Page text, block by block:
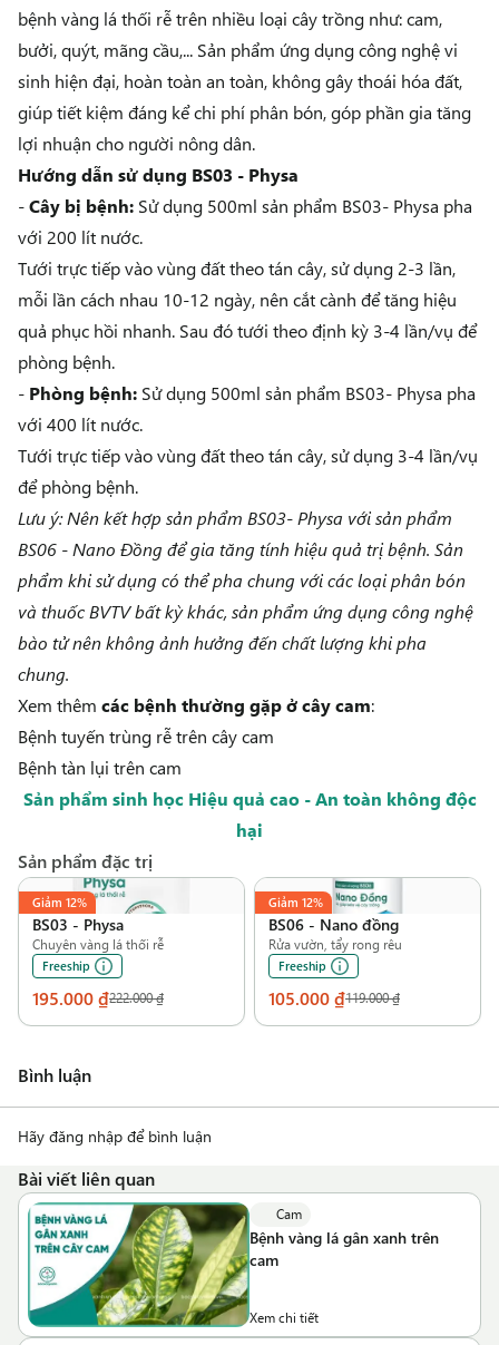
bệnh vàng lá thối rễ trên nhiều loại cây trồng như: cam,
bưởi, quýt, mãng cầu,... Sản phẩm ứng dụng công nghệ vi
sinh hiện đại, hoàn toàn an toàn, không gây thoái hóa đất,
giúp tiết kiệm đáng kể chi phí phân bón, góp phần gia tăng
lợi nhuận cho người nông dân.
Hướng dẫn sử dụng BS03 - Physa
-Cây bị bệnh: Sử dụng 500ml sản phẩm BS03- Physa pha
với 200 lít nước.
Tưới trực tiếp vào vùng đất theo tán cây, sử dụng 2-3 lần,
mỗi lần cách nhau 10-12 ngày, nên cắt cành để tăng hiệu
quả phục hồi nhanh. Sau đó tưới theo định kỳ 3-4 lần/vụ để
phòng bệnh.
- Phòng bệnh: Sử dụng 500ml sản phẩm BS03- Physa pha
với 400 lít nước.
Tưới trực tiếp vào vùng đất theo tán cây, sử dụng 3-4 lần/vụ
để phòng bệnh.
Lưu ý: Nên kết hợp sản phẩm BS03- Physa với sản phẩm
BS06 - Nano Đồng để gia tăng tính hiệu quả trị bệnh. Sản
phẩm khi sử dụng có thể pha chung với các loại phân bón
và thuốc BVTV bất kỳ khác, sản phẩm ứng dụng công nghệ
bào tử nên không ảnh hưởng đến chất lượng khi pha
chung.
Xem thêm các bệnh thường gặp ở cây cam:
Bệnh tuyến trùng rễ trên cây cam
Bệnh tàn lụi trên cam
Sản phẩm sinh học Hiệu quả cao - An toàn không độc
hại
Sản phẩm đặc trị
Giảm 12%
BS03 - Physa
Chuyên vàng lá thối rễ
Freeship
195.000 ₫222.000 ₫
Giảm 12%
BS06 - Nano đồng
Rửa vườn, tẩy rong rêu
Freeship
105.000 ₫119.000 ₫
Bình luận
Hãy đăng nhập để bình luận
Bài viết liên quan
Cam
Bệnh vàng lá gân xanh trên
cam
Xem chi tiết